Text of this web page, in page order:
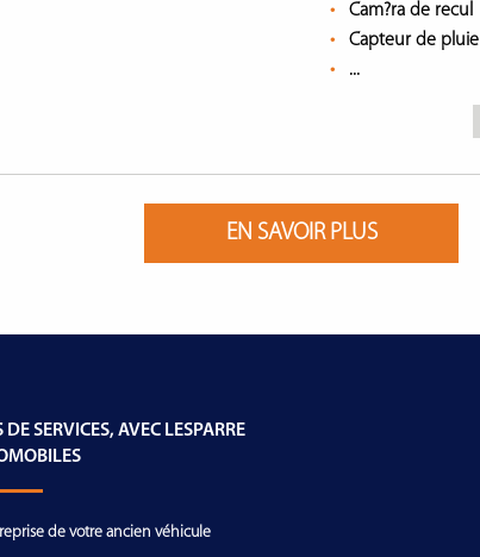
Cam?ra de recul
Capteur de pluie
...
EN SAVOIR PLUS
DE SERVICES, AVEC LESPARRE
de votre ancien véhicule